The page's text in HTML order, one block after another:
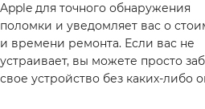
Apple для точного обнаружения
поломки и уведомляет вас о
и времени ремонта. Если вас не
устраивает, вы можете просто
свое устройство без каких-либо